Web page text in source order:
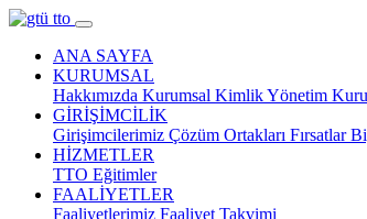
ANA SAYFA
KURUMSAL
Hakkımızda Kurumsal KimlikYönetim
GİRİŞİMCİLİK
Girişimcilerimiz Çözüm Ortakları Fırsatlar
HİZMETLER
TTO Eğitimler
FAALİYETLER
Faaliyetlerimiz Faaliyet Takvimi